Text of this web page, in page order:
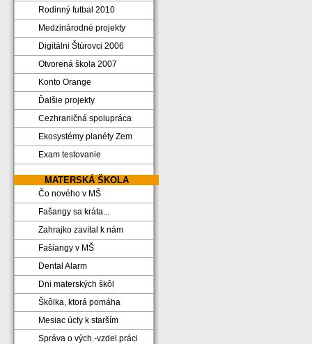
Rodinný futbal 2010
Medzinárodné projekty
Digitálni Štúrovci 2006
Otvorená škola 2007
Konto Orange
Ďalšie projekty
Cezhraničná spolupráca
Ekosystémy planéty Zem
Exam testovanie
MATERSKÁ ŠKOLA
Čo nového v MŠ
Fašangy sa kráta...
Zahrajko zavítal k nám
Fašiangy v MŠ
Dental Alarm
Dni materských škôl
Škôlka, ktorá pomáha
Mesiac úcty k starším
Správa o vých.-vzdel.práci